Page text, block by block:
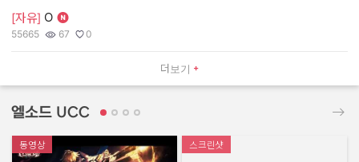
더보기
[자유] O
작성자:
55665
조회수:
67
추천수:
0
엘소드 UCC
동영상 스크린샷